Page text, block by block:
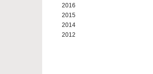
2016
2015
2014
2012